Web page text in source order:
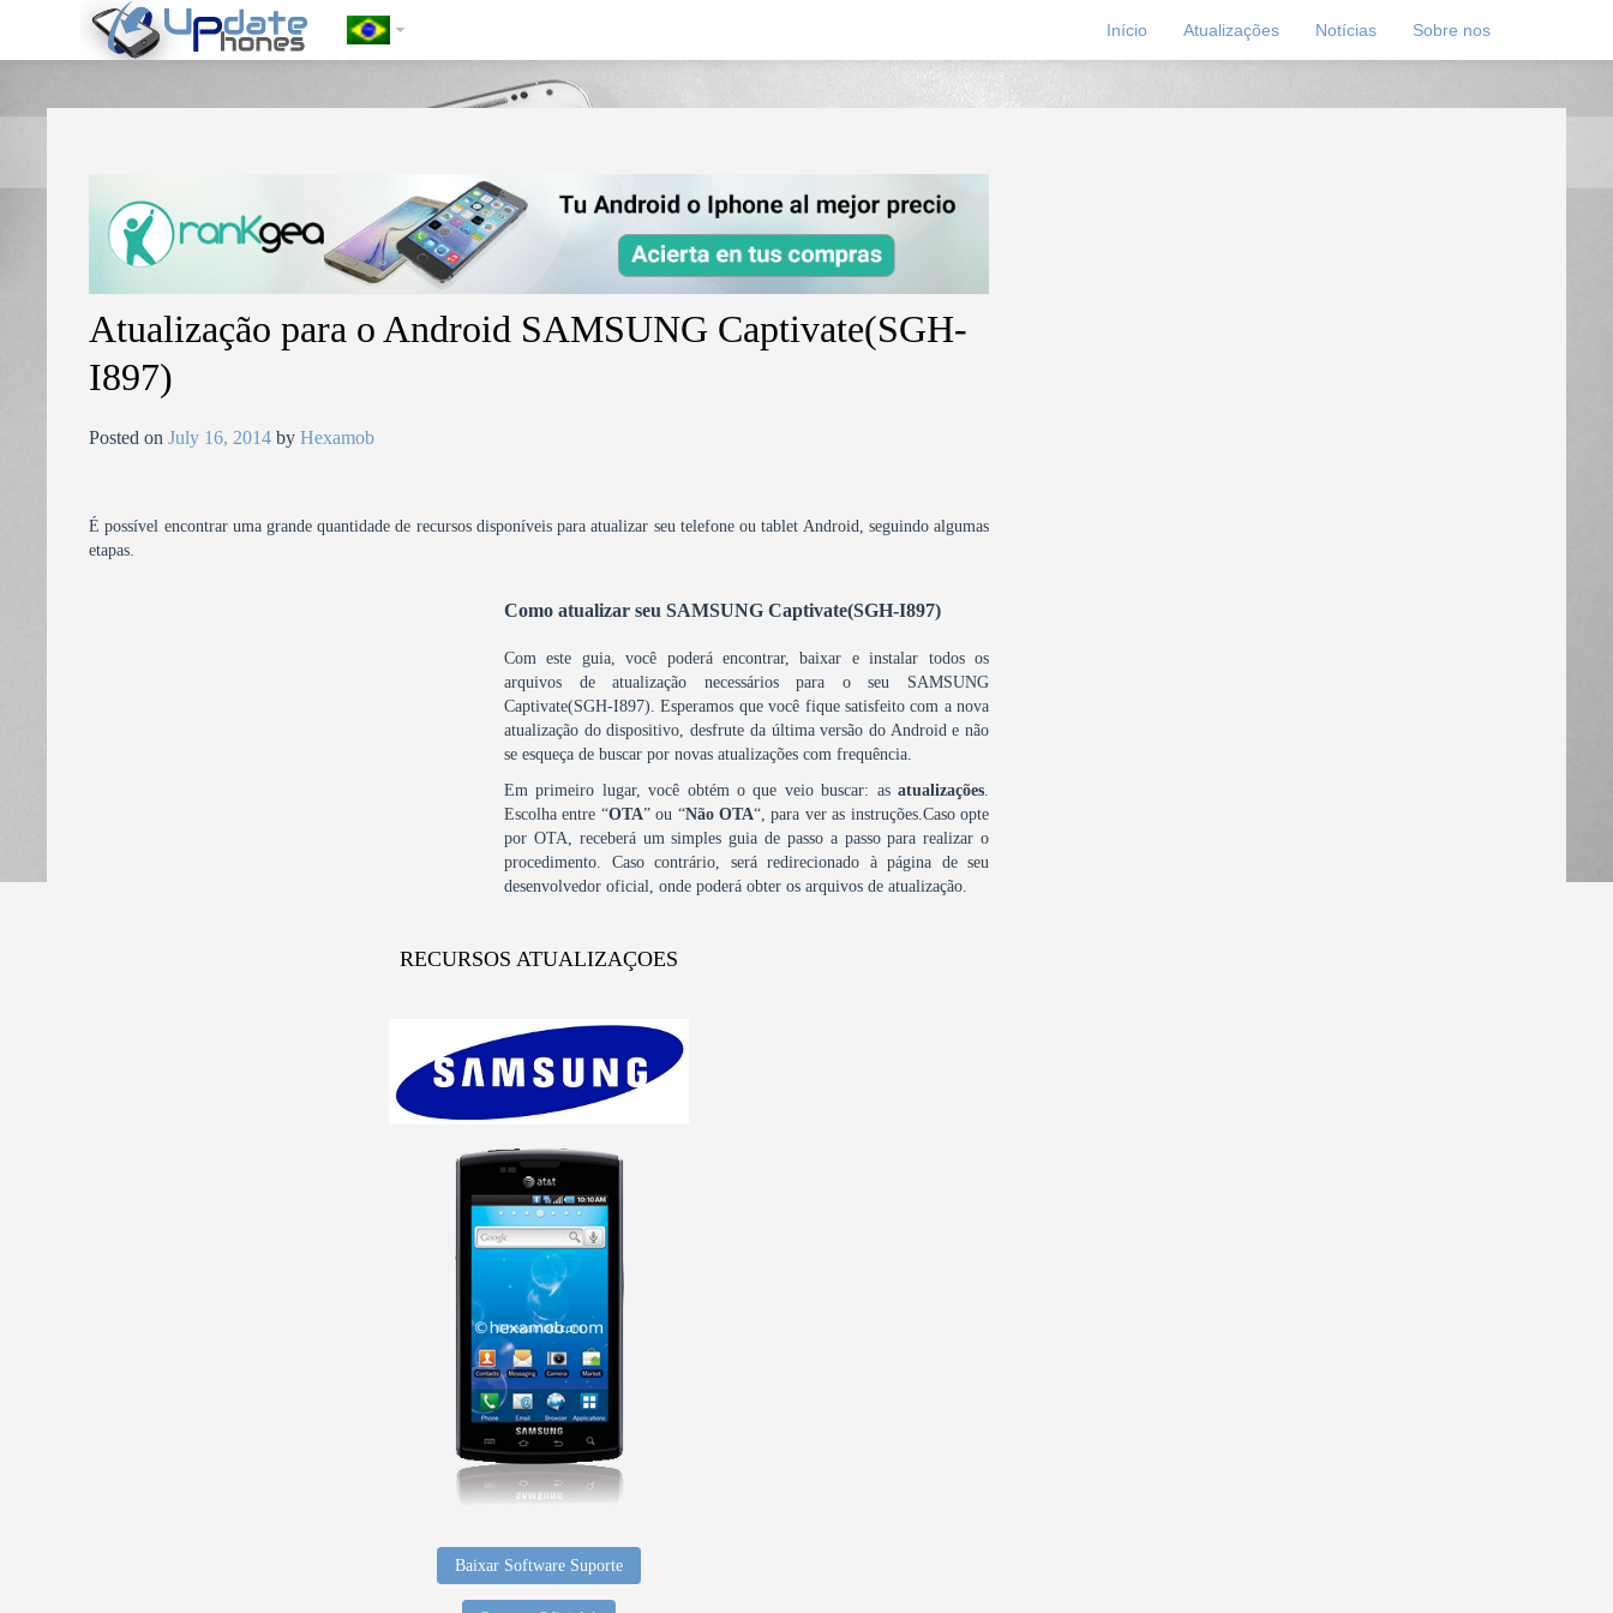
https://update-phones.com/pt-br/atualizacao-para-o-android-samsung-captivatesgh-i897/
Início Atualizações Notícias Sobre nos
Atualização para o Android SAMSUNG Captivate(SGH-
I897)
Posted onJuly 16, 2014 byHexamob
É possível encontrar uma grande quantidade de recursos disponíveis para atualizar seu telefone ou tablet Android, seguindo algumas
etapas.
Como atualizar seu SAMSUNG Captivate(SGH-I897)
Com este guia, você poderá encontrar, baixar e instalar todos os
arquivos de atualização necessários para o seu SAMSUNG
Captivate(SGH-I897). Esperamos que você fique satisfeito com a nova
atualização do dispositivo, desfrute da última versão do Android e não
se esqueça de buscar por novas atualizações com frequência.
Em primeiro lugar, você obtém o que veio buscar: asatualizações.
Escolha entre “OTA” ou “Não OTA“, para ver as instruções.Caso opte
por OTA, receberá um simples guia de passo a passo para realizar o
procedimento. Caso contrário, será redirecionado à página de seu
desenvolvedor oficial, onde poderá obter os arquivos de atualização.
RECURSOS ATUALIZAÇOES
Baixar Software Suporte